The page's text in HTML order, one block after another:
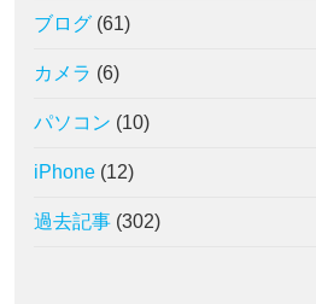
ブログ (61)
カメラ (6)
パソコン (10)
iPhone (12)
過去記事 (302)